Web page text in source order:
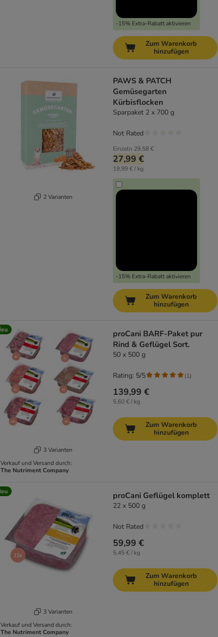
-15% Extra-Rabatt aktivieren
Zum Warenkorb
hinzufügen
2 Varianten
PAWS & PATCH
Gemüsegarten
Kürbisflocken
Sparpaket 2 x 700 g
Einzeln 29,58 €
27,99 €
19,99 € / kg
-15% Extra-Rabatt aktivieren
Not Rated
Zum Warenkorb
hinzufügen
3 Varianten
Verkauf und Versand durch:
The Nutriment Company
proCani BARF-Paket pur
Rind & Geflügel Sort.
50 x 500 g
139,99 €
5,60 € / kg
Rating: 5/5 (1)
Zum Warenkorb
hinzufügen
3 Varianten
Verkauf und Versand durch:
The Nutriment Company
proCani Geflügel komplett
22 x 500 g
59,99 €
5,45 € / kg
Not Rated
Zum Warenkorb
hinzufügen